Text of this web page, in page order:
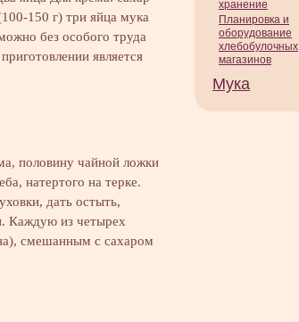
150 г) три яйца мука
без особого труда
является
половину чайной ложки
натертого на терке.
дать остыть,
Каждую из четырех
смешанным с сахаром
хранение
Планировка и
оборудование
хлебобулочных
магазинов
Мука